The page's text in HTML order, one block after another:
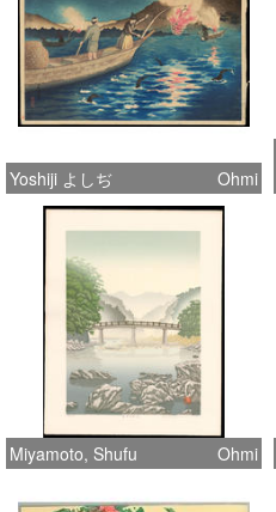
Yoshiji よしぢ Ohmi
Miyamoto, Shufu Ohmi